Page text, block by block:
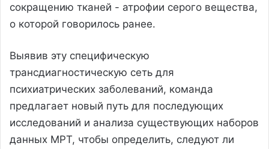
сокращению тканей - атрофии серого вещества,
о которой говорилось ранее.
Выявив эту специфическую
трансдиагностическую сеть для
психиатрических заболеваний, команда
предлагает новый путь для последующих
исследований и анализа существующих наборов
данных МРТ, чтобы определить, следуют ли